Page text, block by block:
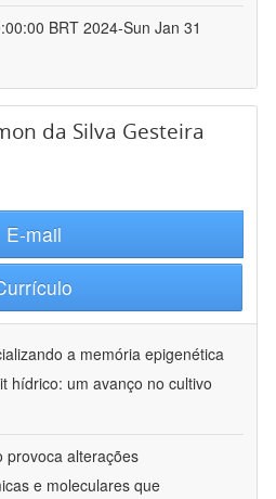
BRT 2024-Sun Jan 31
da Silva Gesteira
E-mail
a memória epigenética
hídrico: um avanço no cultivo
provoca alterações
e moleculares que